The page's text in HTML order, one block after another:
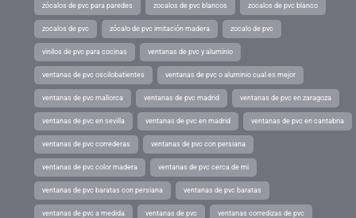
zócalos de pvc para paredes zocalos de pvc blancos zocalos de pvc blanco
zocalos de pvc zócalo de pvc imitación madera zocalo de pvc
vinilos de pvc para cocinas ventanas de pvc y aluminio
ventanas de pvc oscilobatientes ventanas de pvc o aluminio cual es mejor
ventanas de pvc mallorca ventanas de pvc madrid ventanas de pvc en zaragoza
ventanas de pvc en sevilla ventanas de pvc en madrid ventanas de pvc en cantabria
ventanas de pvc correderas ventanas de pvc con persiana
ventanas de pvc color madera ventanas de pvc cerca de mi
ventanas de pvc baratas con persiana ventanas de pvc baratas
ventanas de pvc a medida ventanas de pvc ventanas corredizas de pvc